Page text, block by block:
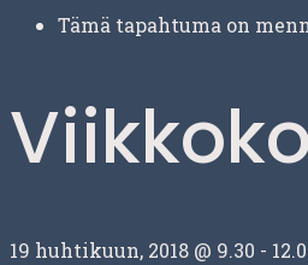
Tämä tapahtuma on
19 huhtikuun, 2018 @ 9.30 -